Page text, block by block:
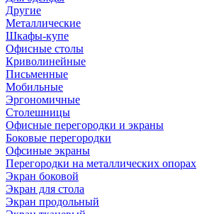
Другие
Металлические
Шкафы-купе
Офисные столы
Криволинейные
Письменные
Мобильные
Эргономичные
Столешницы
Офисные перегородки и экраны
Боковые перегородки
Офсиные экраны
Перегородки на металлических опорах
Экран боковой
Экран для стола
Экран продольный